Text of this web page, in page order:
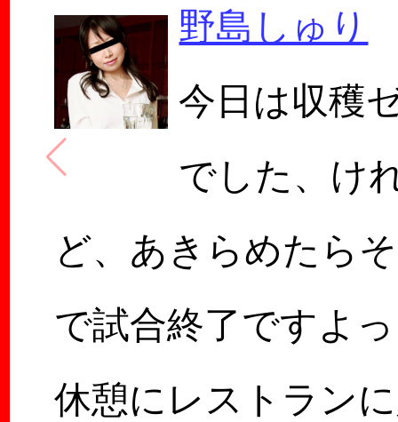
野島しゅり
今日は収穫
でした、け
ど、あきらめたら
で試合終了ですよ
休憩にレストラン